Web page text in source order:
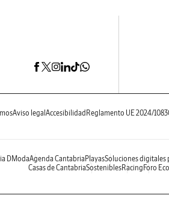
Aviso legal Accesibilidad Reglamento UE 2024/1083
DModaAgenda Cantabria PlayasSoluciones digitales
Casas de CantabriaSosteniblesRacing Foro